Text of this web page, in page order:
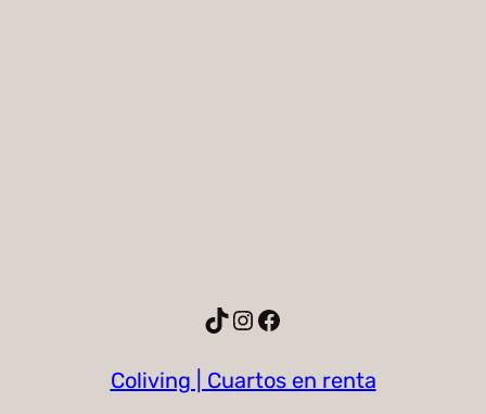
TikTok
Instagram
Facebook
Coliving | Cuartos en renta